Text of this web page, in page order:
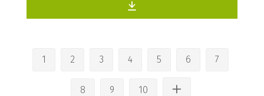
1 2 3 4 5 6 7
8 9 10